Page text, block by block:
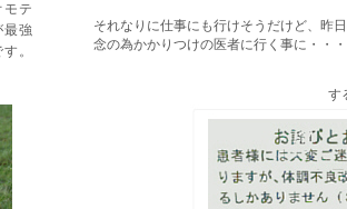
モテ
最強
。
それなりに仕事にも行けそうだけど、昨
念の為かかりつけの医者に行く事に・・・
す